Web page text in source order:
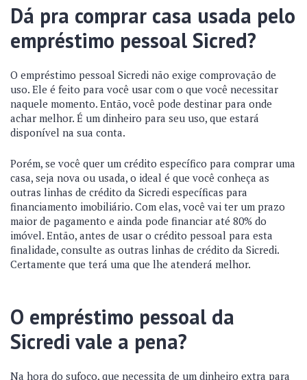
Dá pra comprar casa usada pelo
empréstimo pessoal Sicred?
O empréstimo pessoal Sicredi não exige comprovação de
uso. Ele é feito para você usar com o que você necessitar
naquele momento. Então, você pode destinar para onde
achar melhor. É um dinheiro para seu uso, que estará
disponível na sua conta.
Porém, se você quer um crédito específico para comprar uma
casa, seja nova ou usada, o ideal é que você conheça as
outras linhas de crédito da Sicredi específicas para
financiamento imobiliário. Com elas, você vai ter um prazo
maior de pagamento e ainda pode financiar até 80% do
imóvel. Então, antes de usar o crédito pessoal para esta
finalidade, consulte as outras linhas de crédito da Sicredi.
Certamente que terá uma que lhe atenderá melhor.
O empréstimo pessoal da
Sicredi vale a pena?
Na hora do sufoco, que necessita de um dinheiro extra para